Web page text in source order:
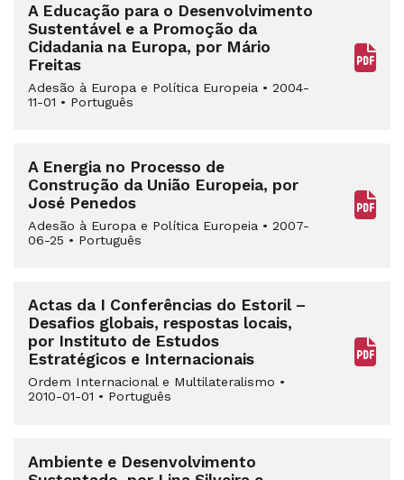
A Educação para o Desenvolvimento
Sustentável e a Promoção da
Cidadania na Europa, por Mário
Freitas
Adesão à Europa e Política Europeia • 2004-
11-01 • Português
A Energia no Processo de
Construção da União Europeia, por
José Penedos
Adesão à Europa e Política Europeia • 2007-
06-25 • Português
Actas da I Conferências do Estoril –
Desafios globais, respostas locais,
por Instituto de Estudos
Estratégicos e Internacionais
Ordem Internacional e Multilateralismo •
2010-01-01 • Português
Ambiente e Desenvolvimento